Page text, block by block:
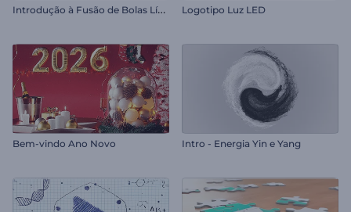
I
ntrodução à Fusão de Bolas Líquidas Logotipo Luz LED
Bem-vindo Ano Novo Intro - Energia Yin e Yang